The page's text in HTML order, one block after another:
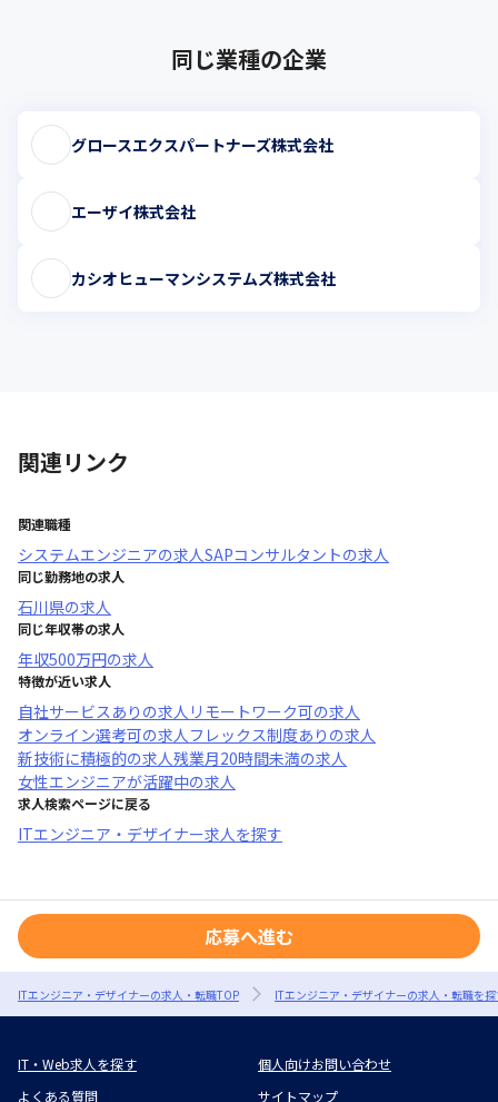
同じ業種の企業
グロースエクスパートナーズ株式会社
エーザイ株式会社
カシオヒューマンシステムズ株式会社
関連リンク
関連職種
システムエンジニアの求人SAPコンサルタントの求人
同じ勤務地の求人
石川県の求人
同じ年収帯の求人
年収500万円の求人
特徴が近い求人
自社サービスあり の求人 リモートワーク可の求人
オンライン選考可の求人フレックス制度あり の求人
新技術に積極的の求人残業月20時間未満の求人
女性エンジニアが活躍中の求人
求人検索ページに戻る
ITエンジニア・デザイナー求人を探す
応募へ進む
ITエンジニア・デザイナーの求人・転職TOP ITエンジニア・デザイナーの求人・転職を
IT・Web求人を探す
個人向けお問い合わせ
よくある質問
サイトマップ